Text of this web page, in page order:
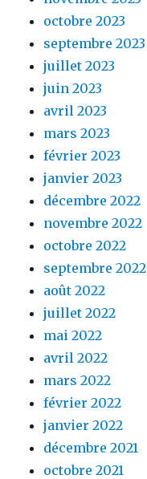
octobre 2023
septembre 2023
juillet 2023
juin 2023
avril 2023
mars 2023
février 2023
janvier 2023
décembre 2022
novembre 2022
octobre 2022
septembre 2022
août 2022
juillet 2022
mai 2022
avril 2022
mars 2022
février 2022
janvier 2022
décembre 2021
octobre 2021